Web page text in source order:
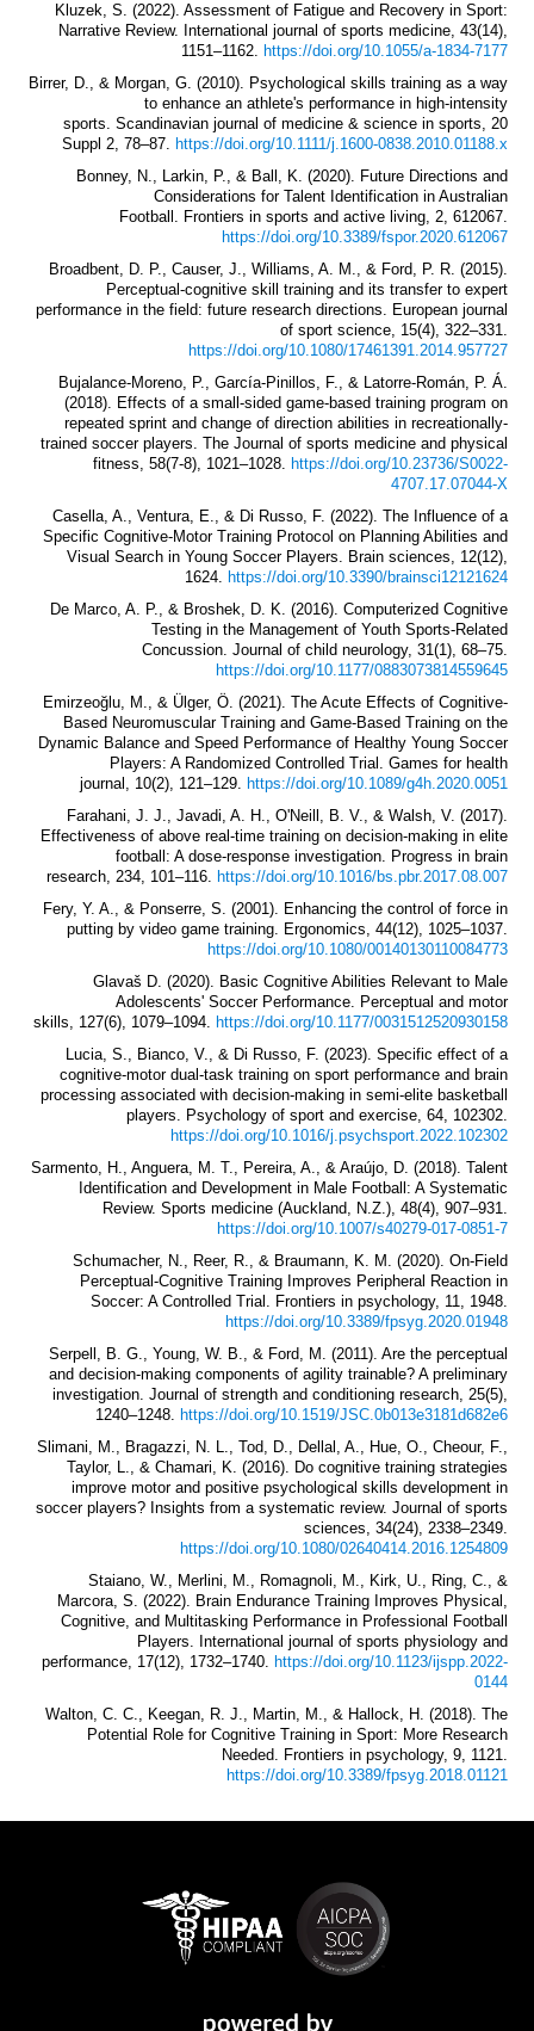
Kluzek, S. (2022). Assessment of Fatigue and Recovery in Sport:
Narrative Review. International journal of sports medicine, 43(14),
1151–1162. https://doi.org/10.1055/a-1834-7177
Birrer, D., & Morgan, G. (2010). Psychological skills training as a way
to enhance an athlete's performance in high-intensity
sports. Scandinavian journal of medicine & science in sports, 20
Suppl 2, 78–87. https://doi.org/10.1111/j.1600-0838.2010.01188.x
Bonney, N., Larkin, P., & Ball, K. (2020). Future Directions and
Considerations for Talent Identification in Australian
Football. Frontiers in sports and active living, 2, 612067.
https://doi.org/10.3389/fspor.2020.612067
Broadbent, D. P., Causer, J., Williams, A. M., & Ford, P. R. (2015).
Perceptual-cognitive skill training and its transfer to expert
performance in the field: future research directions. European journal
of sport science, 15(4), 322–331.
https://doi.org/10.1080/17461391.2014.957727
Bujalance-Moreno, P., García-Pinillos, F., & Latorre-Román, P. Á.
(2018). Effects of a small-sided game-based training program on
repeated sprint and change of direction abilities in recreationally-
trained soccer players. The Journal of sports medicine and physical
fitness, 58(7-8), 1021–1028. https://doi.org/10.23736/S0022-
4707.17.07044-X
Casella, A., Ventura, E., & Di Russo, F. (2022). The Influence of a
Specific Cognitive-Motor Training Protocol on Planning Abilities and
Visual Search in Young Soccer Players. Brain sciences, 12(12),
1624. https://doi.org/10.3390/brainsci12121624
De Marco, A. P., & Broshek, D. K. (2016). Computerized Cognitive
Testing in the Management of Youth Sports-Related
Concussion. Journal of child neurology, 31(1), 68–75.
https://doi.org/10.1177/0883073814559645
Emirzeoğlu, M., & Ülger, Ö. (2021). The Acute Effects of Cognitive-
Based Neuromuscular Training and Game-Based Training on the
Dynamic Balance and Speed Performance of Healthy Young Soccer
Players: A Randomized Controlled Trial. Games for health
journal, 10(2), 121–129. https://doi.org/10.1089/g4h.2020.0051
Farahani, J. J., Javadi, A. H., O'Neill, B. V., & Walsh, V. (2017).
Effectiveness of above real-time training on decision-making in elite
football: A dose-response investigation. Progress in brain
research, 234, 101–116. https://doi.org/10.1016/bs.pbr.2017.08.007
Fery, Y. A., & Ponserre, S. (2001). Enhancing the control of force in
putting by video game training. Ergonomics, 44(12), 1025–1037.
https://doi.org/10.1080/00140130110084773
Glavaš D. (2020). Basic Cognitive Abilities Relevant to Male
Adolescents' Soccer Performance. Perceptual and motor
skills, 127(6), 1079–1094. https://doi.org/10.1177/0031512520930158
Lucia, S., Bianco, V., & Di Russo, F. (2023). Specific effect of a
cognitive-motor dual-task training on sport performance and brain
processing associated with decision-making in semi-elite basketball
players. Psychology of sport and exercise, 64, 102302.
https://doi.org/10.1016/j.psychsport.2022.102302
Sarmento, H., Anguera, M. T., Pereira, A., & Araújo, D. (2018). Talent
Identification and Development in Male Football: A Systematic
Review. Sports medicine (Auckland, N.Z.), 48(4), 907–931.
https://doi.org/10.1007/s40279-017-0851-7
Schumacher, N., Reer, R., & Braumann, K. M. (2020). On-Field
Perceptual-Cognitive Training Improves Peripheral Reaction in
Soccer: A Controlled Trial. Frontiers in psychology, 11, 1948.
https://doi.org/10.3389/fpsyg.2020.01948
Serpell, B. G., Young, W. B., & Ford, M. (2011). Are the perceptual
and decision-making components of agility trainable? A preliminary
investigation. Journal of strength and conditioning research, 25(5),
1240–1248. https://doi.org/10.1519/JSC.0b013e3181d682e6
Slimani, M., Bragazzi, N. L., Tod, D., Dellal, A., Hue, O., Cheour, F.,
Taylor, L., & Chamari, K. (2016). Do cognitive training strategies
improve motor and positive psychological skills development in
soccer players? Insights from a systematic review. Journal of sports
sciences, 34(24), 2338–2349.
https://doi.org/10.1080/02640414.2016.1254809
Staiano, W., Merlini, M., Romagnoli, M., Kirk, U., Ring, C., &
Marcora, S. (2022). Brain Endurance Training Improves Physical,
Cognitive, and Multitasking Performance in Professional Football
Players. International journal of sports physiology and
performance, 17(12), 1732–1740. https://doi.org/10.1123/ijspp.2022-
0144
Walton, C. C., Keegan, R. J., Martin, M., & Hallock, H. (2018). The
Potential Role for Cognitive Training in Sport: More Research
Needed. Frontiers in psychology, 9, 1121.
https://doi.org/10.3389/fpsyg.2018.01121